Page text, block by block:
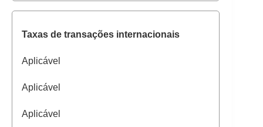
Taxas de transações internacionais
Aplicável
Aplicável
Aplicável